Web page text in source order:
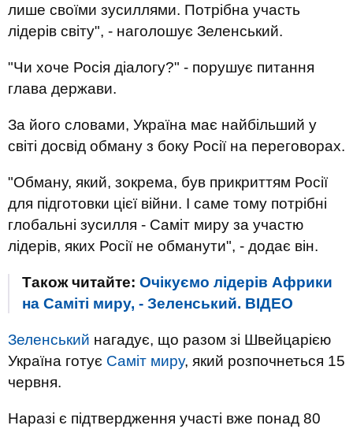
лише своїми зусиллями. Потрібна участь
лідерів світу", - наголошує Зеленський.
"Чи хоче Росія діалогу?" - порушує питання
глава держави.
За його словами, Україна має найбільший у
світі досвід обману з боку Росії на переговорах.
"Обману, який, зокрема, був прикриттям Росії
для підготовки цієї війни. І саме тому потрібні
глобальні зусилля - Саміт миру за участю
лідерів, яких Росії не обманути", - додає він.
Також читайте: Очікуємо лідерів Африки
на Саміті миру, - Зеленський. ВIДЕО
Зеленський нагадує, що разом зі Швейцарією
Україна готує Саміт миру, який розпочнеться 15
червня.
Наразі є підтвердження участі вже понад 80